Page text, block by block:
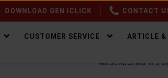
DOWNLOAD GEN ICLICK CONTACT
CUSTOMER SERVICE ARTICLE &
HOMESCHOOLING YES